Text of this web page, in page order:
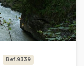
Ref.9339